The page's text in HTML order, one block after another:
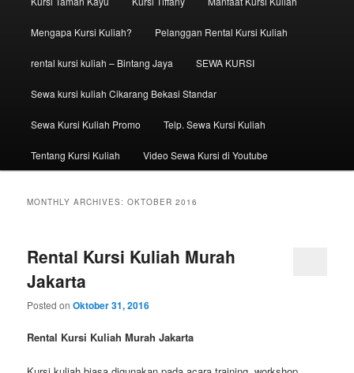
Mengapa Kursi Kuliah? Pelanggan Rental Kursi Kuliah
rental kursi kuliah – Bintang Jaya SEWA KURSI
Sewa kursi kuliah Cikarang Bekasi Standar
Sewa Kursi Kuliah Promo Telp. Sewa Kursi Kuliah
Tentang Kursi Kuliah Video Sewa Kursi di Youtube
MONTHLY ARCHIVES:OKTOBER 2016
Rental Kursi Kuliah Murah
Jakarta
Posted onOktober 31, 2016
Rental Kursi Kuliah Murah Jakarta